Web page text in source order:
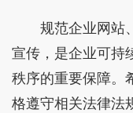
规范企业网站
宣传，是企业可持
秩序的重要保障。
格遵守相关法律法